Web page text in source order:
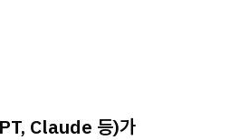
Claude 등)가